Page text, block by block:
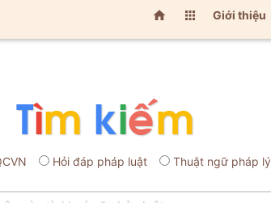
  Giới thiệu
Hỏi đáp pháp luật Thuật ngữ pháp lý